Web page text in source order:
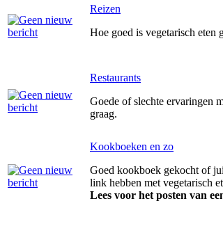
Reizen
Hoe goed is vegetarisch eten
Restaurants
Goede of slechte ervaringen
graag.
Kookboeken en zo
Goed kookboek gekocht of
link hebben met vegetarisch
Lees voor het posten van